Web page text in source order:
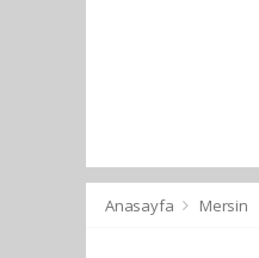
Anasayfa Mersin